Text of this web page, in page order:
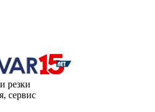
резки
сервис